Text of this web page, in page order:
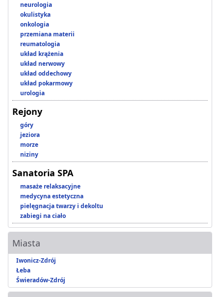
neurologia
okulistyka
onkologia
przemiana materii
reumatologia
układ krążenia
układ nerwowy
układ oddechowy
układ pokarmowy
urologia
Rejony
góry
jeziora
morze
niziny
Sanatoria SPA
masaże relaksacyjne
medycyna estetyczna
pielęgnacja twarzy i dekoltu
zabiegi na ciało
Miasta
Iwonicz-Zdrój
Łeba
Świeradów-Zdrój